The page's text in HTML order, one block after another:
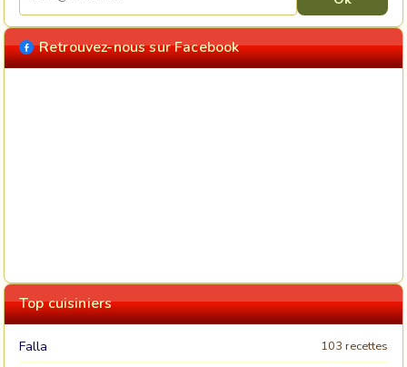
Retrouvez-nous sur Facebook
Top cuisiniers
Falla 103 recettes